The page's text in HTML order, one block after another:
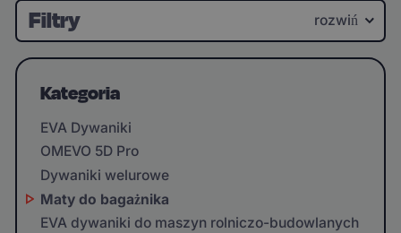
Filtry rozwiń
Kategoria
EVA Dywaniki
OMEVO 5D Pro
Dywaniki welurowe
Maty do bagażnika
EVA dywaniki do maszyn rolniczo-budowlanych